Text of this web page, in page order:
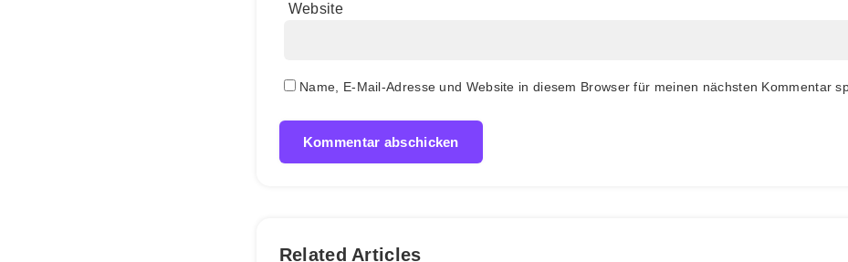
Website
Name, E-Mail-Adresse und Website in diesem Browser für meinen nächsten Kommentar
Related Articles